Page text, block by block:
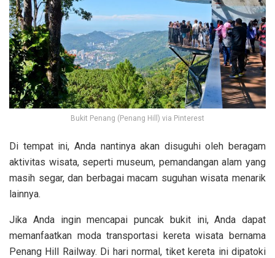
Bukit Penang (Penang Hill) via Pinterest
Di tempat ini, Anda nantinya akan disuguhi oleh beragam
aktivitas wisata, seperti museum, pemandangan alam yang
masih segar, dan berbagai macam suguhan wisata menarik
lainnya.
Jika Anda ingin mencapai puncak bukit ini, Anda dapat
memanfaatkan moda transportasi kereta wisata bernama
Penang Hill Railway. Di hari normal, tiket kereta ini dipatoki